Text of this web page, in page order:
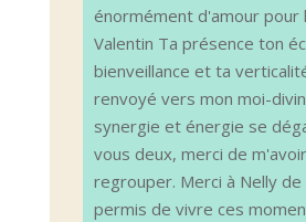
énormément d'amour pour
Valentin Ta présence ton
bienveillance et ta
renvoyé vers mon moi-
synergie et énergie se
vous deux, merci de
regrouper. Merci à Nelly
permis de vivre ces